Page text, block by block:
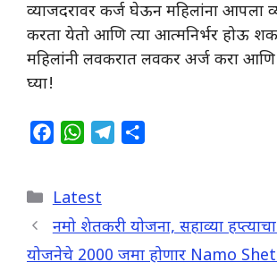
व्याजदरावर कर्ज घेऊन महिलांना आपला
करता येतो आणि त्या आत्मनिर्भर होऊ
महिलांनी लवकरात लवकर अर्ज करा आणि
घ्या!
e
b
o
W
t
s
A
g
r
e
Categories
Latest
नमो शेतकरी योजना, सहाव्या
योजनेचे 2000 जमा होणार Namo